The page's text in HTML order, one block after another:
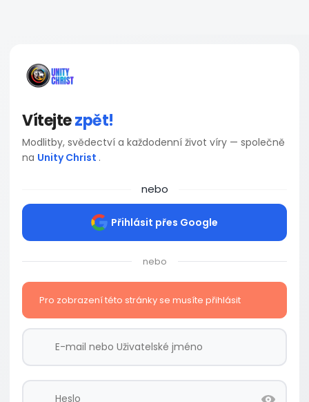
Vítejtezpět!
Modlitby, svědectví a každodenní život víry — společně
na Unity Christ .
nebo
Přihlásit přes Google
nebo
Pro zobrazení této stránky se musíte přihlásit